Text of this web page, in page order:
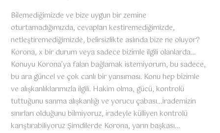
Bilemediğimizde ve bize uygun bir zemine
oturtamadığımızda, cevapları kestiremediğimizde,
netleştiremediğimizde, belirsizlikte aslında bize ne oluyor?
Korona, x bir durum veya sadece bizimle ilgili olanlarda…
Konuyu Korona’ya falan bağlamak istemiyorum, bu sadece,
bu ara güncel ve çok canlı bir yansıması. Konu hep bizimle
ve alışkanlıklarımızla ilgili. Hakim olma, gücü, kontrolü
tuttuğunu sanma alışkanlığı ve yorucu çabası…İrademizin
sınırları olduğunu bilmiyoruz, iradeyle külliyen kontrolü
karıştırabiliyoruz Şimdilerde Korona, yarın başkası…